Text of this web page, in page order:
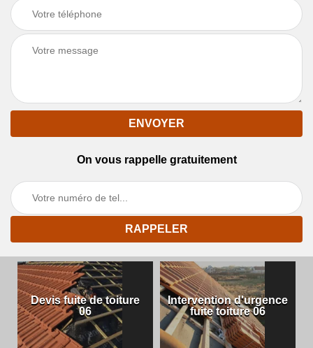
On vous rappelle gratuitement
Devis fuite de toiture
06
Intervention d'urgence
fuite toiture 06